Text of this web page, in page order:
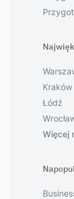
Kraków
Łódź
Więcej